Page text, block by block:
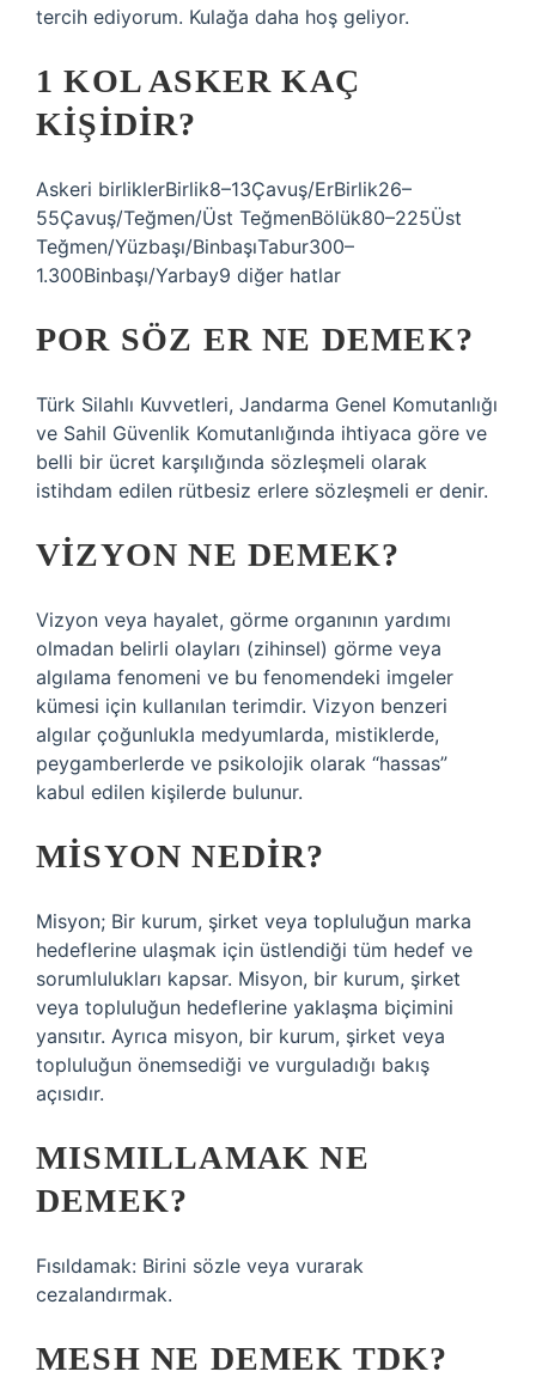
tercih ediyorum. Kulağa daha hoş geliyor.
1 KOL ASKER KAÇ
KIŞIDIR?
Askeri birliklerBirlik8–13Çavuş/ErBirlik26–
55Çavuş/Teğmen/Üst TeğmenBölük80–225Üst
Teğmen/Yüzbaşı/BinbaşıTabur300–
1.300Binbaşı/Yarbay9 diğer hatlar
POR SÖZ ER NE DEMEK?
Türk Silahlı Kuvvetleri, Jandarma Genel Komutanlığı
ve Sahil Güvenlik Komutanlığında ihtiyaca göre ve
belli bir ücret karşılığında sözleşmeli olarak
istihdam edilen rütbesiz erlere sözleşmeli er denir.
VIZYON NE DEMEK?
Vizyon veya hayalet, görme organının yardımı
olmadan belirli olayları (zihinsel) görme veya
algılama fenomeni ve bu fenomendeki imgeler
kümesi için kullanılan terimdir. Vizyon benzeri
algılar çoğunlukla medyumlarda, mistiklerde,
peygamberlerde ve psikolojik olarak “hassas”
kabul edilen kişilerde bulunur.
MISYON NEDIR?
Misyon; Bir kurum, şirket veya topluluğun marka
hedeflerine ulaşmak için üstlendiği tüm hedef ve
sorumlulukları kapsar. Misyon, bir kurum, şirket
veya topluluğun hedeflerine yaklaşma biçimini
yansıtır. Ayrıca misyon, bir kurum, şirket veya
topluluğun önemsediği ve vurguladığı bakış
açısıdır.
MISMILLAMAK NE
DEMEK?
Fısıldamak: Birini sözle veya vurarak
cezalandırmak.
MESH NE DEMEK TDK?